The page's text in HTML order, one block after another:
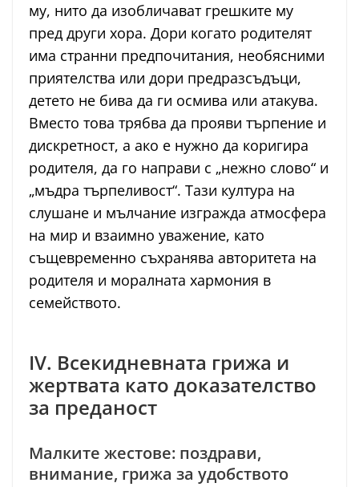
му, нито да изобличават грешките му
пред други хора. Дори когато родителят
има странни предпочитания, необясними
приятелства или дори предразсъдъци,
детето не бива да ги осмива или атакува.
Вместо това трябва да прояви търпение и
дискретност, а ако е нужно да коригира
родителя, да го направи с „нежно слово“ и
„мъдра търпеливост“. Тази култура на
слушане и мълчание изгражда атмосфера
на мир и взаимно уважение, като
същевременно съхранява авторитета на
родителя и моралната хармония в
семейството.
IV. Всекидневната грижа и
жертвата като доказателство
за преданост
Малките жестове: поздрави,
внимание, грижа за удобството